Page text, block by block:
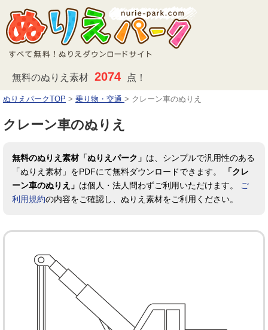
無料のぬりえ素材 2074 点！
ぬりえパークTOP > 乗り物・交通 > クレーン車のぬりえ
クレーン車のぬりえ
無料のぬりえ素材「ぬりえパーク」 は、シンプルで汎用性のある
「ぬりえ素材」をPDFにて無料ダウンロードできます。
「クレ
ーン車のぬりえ」 は個人・法人問わずご利用いただけます。
ご
利用規約の内容をご確認し、ぬりえ素材をご利用ください。